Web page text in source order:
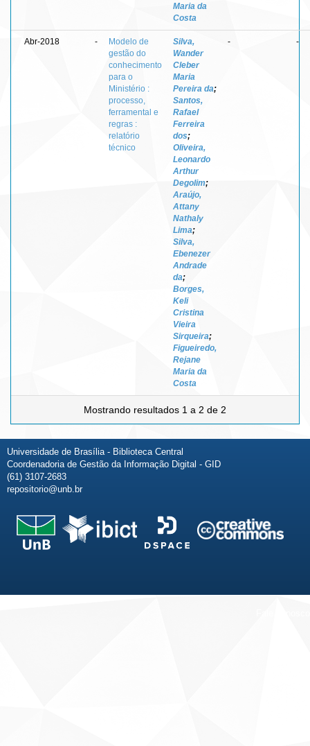
Maria da
Costa
Abr-2018 -
Modelo de
gestão do
conhecimento
para o
Ministério :
processo,
ferramental e
regras :
relatório
técnico
Silva,
Wander
Cleber
Maria
Pereira da;
Santos,
Rafael
Ferreira
dos;
Oliveira,
Leonardo
Arthur
Degolim;
Araújo,
Attany
Nathaly
Lima;
Silva,
Ebenezer
Andrade
da;
Borges,
Keli
Cristina
Vieira
Sirqueira;
Figueiredo,
Rejane
Maria da
Costa
- -
Mostrando resultados 1 a 2 de 2
Universidade de Brasília - Biblioteca Central
Coordenadoria de Gestão da Informação Digital - GID
(61) 3107-2683
repositorio@unb.br